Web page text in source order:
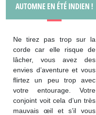
AUTOMNE EN ÉTÉ INDIEN !
Ne tirez pas trop sur la
corde car elle risque de
lâcher, vous avez des
envies d’aventure et vous
flirtez un peu trop avec
votre entourage. Votre
conjoint voit cela d’un très
mauvais œil et s’il vous